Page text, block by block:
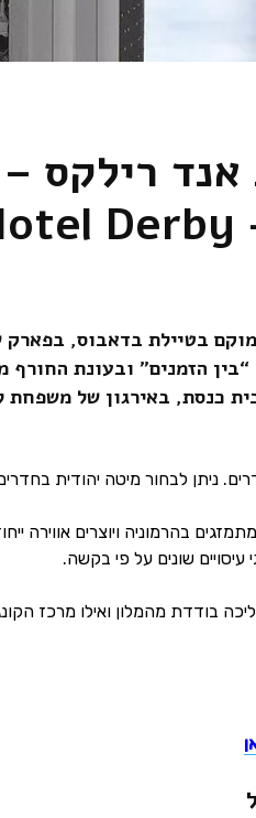
אנד רילקס –
Derby
בטיילת בדאבוס,
הזמנים” ובעונת
כנסת, באירגון של משפחת
ניתן לבחור מיטה יהודית
בהרמוניה ויוצרים אווירה
שונים על פי בקשה.